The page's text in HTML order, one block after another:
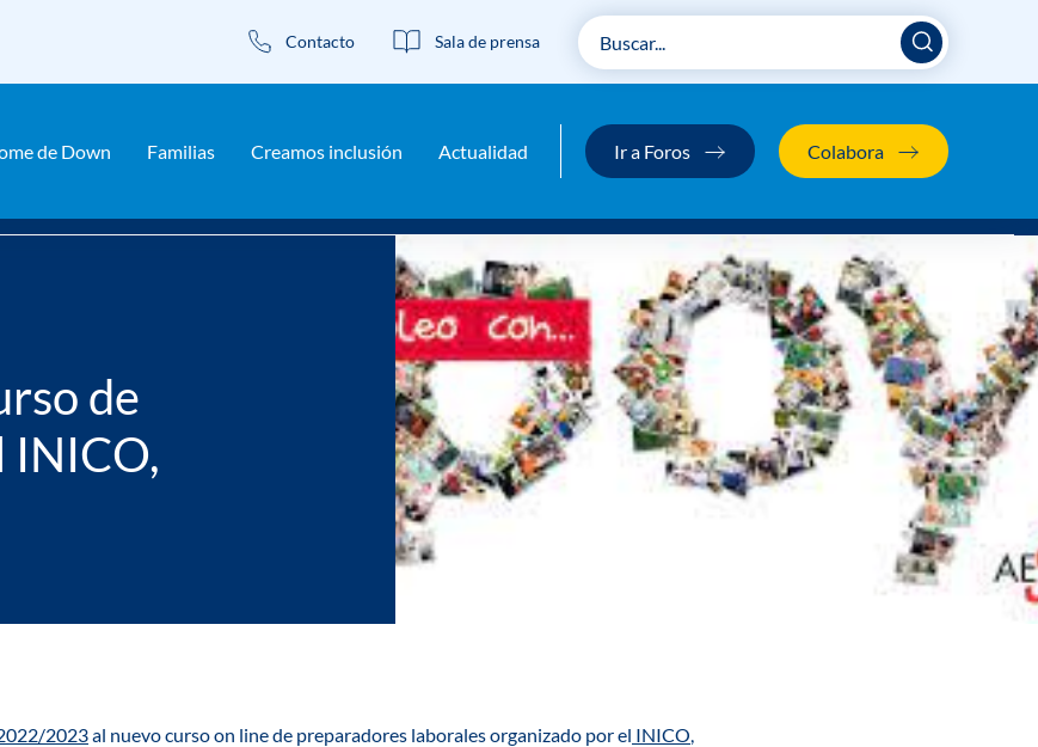
de Down Familias Creamos inclusión Actualidad Ir a Foros Colabora
Contacto Sala de prensa
de
INICO,
2023al nuevo curso on line de preparadores laborales organizado por el INICO,